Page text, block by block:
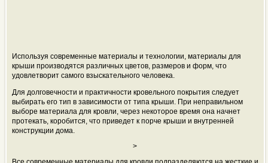
Используя современные материалы и технологии, материалы для
крыши производятся различных цветов, размеров и форм, что
удовлетворит самого взыскательного человека.
Для долговечности и практичности кровельного покрытия следует
выбирать его тип в зависимости от типа крыши. При неправильном
выборе материала для кровли, через некоторое время она начнет
протекать, коробится, что приведет к порче крыши и внутренней
конструкции дома.
>